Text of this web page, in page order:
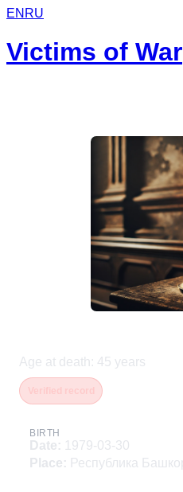
EN RU
Victims of War
Age at death : 45 years
BIRTH
Date: 1979-03-30
Place: Республика